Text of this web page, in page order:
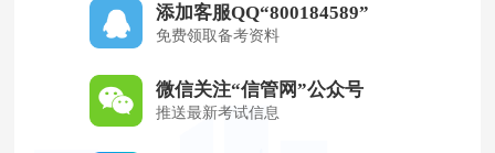
添加客服QQ“800184589”
免费领取备考资料
微信关注“信管网”公众号
推送最新考试信息